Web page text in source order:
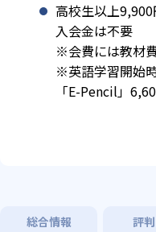
高校生以上9,900
入会金は不要
※会費には教材
※英語学習開始
「E-Pencil」
総合情報 評